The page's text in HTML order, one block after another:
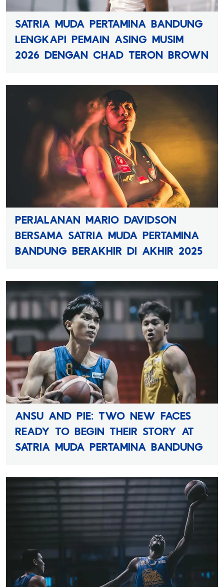
SATRIA MUDA PERTAMINA BANDUNG
LENGKAPI PEMAIN ASING MUSIM
2026 DENGAN CHAD TERON BROWN
PERJALANAN MARIO DAVIDSON
BERSAMA SATRIA MUDA PERTAMINA
BANDUNG BERAKHIR DI AKHIR 2025
ANSU AND PIE: TWO NEW FACES
READY TO BEGIN THEIR STORY AT
SATRIA MUDA PERTAMINA BANDUNG